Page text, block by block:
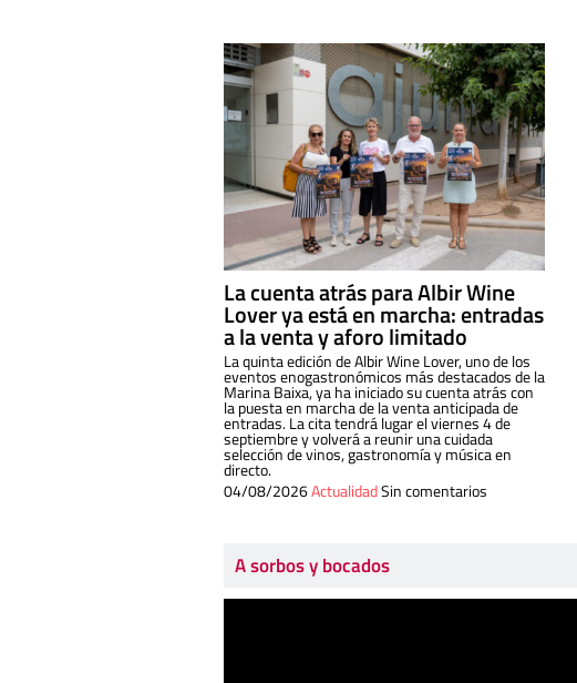
La cuenta atrás para Albir Wine
Lover ya está en marcha: entradas
a la venta y aforo limitado
La quinta edición de Albir Wine Lover, uno de los
eventos enogastronómicos más destacados de la
Marina Baixa, ya ha iniciado su cuenta atrás con
la puesta en marcha de la venta anticipada de
entradas. La cita tendrá lugar el viernes 4 de
septiembre y volverá a reunir una cuidada
selección de vinos, gastronomía y música en
directo.
04/08/2026ActualidadSin comentarios
A sorbos y bocados